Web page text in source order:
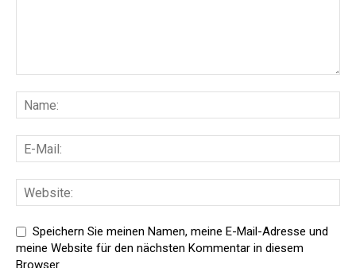
Speichern Sie meinen Namen, meine E-Mail-Adresse und
meine Website für den nächsten Kommentar in diesem
Browser.